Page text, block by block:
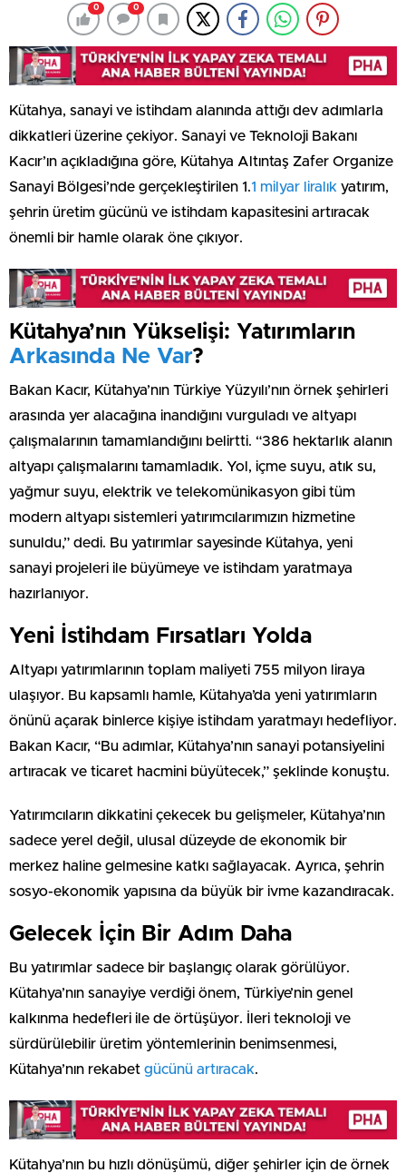
0 0
Kütahya, sanayi ve istihdam alanında attığı dev adımlarla
dikkatleri üzerine çekiyor. Sanayi ve Teknoloji Bakanı
Kacır’ın açıkladığına göre, Kütahya Altıntaş Zafer Organize
Sanayi Bölgesi’nde gerçekleştirilen 1.1 milyar liralık yatırım,
şehrin üretim gücünü ve istihdam kapasitesini artıracak
önemli bir hamle olarak öne çıkıyor.
Kütahya’nın Yükselişi: Yatırımların
Arkasında Ne Var?
Bakan Kacır, Kütahya’nın Türkiye Yüzyılı’nın örnek şehirleri
arasında yer alacağına inandığını vurguladı ve altyapı
çalışmalarının tamamlandığını belirtti. “386 hektarlık alanın
altyapı çalışmalarını tamamladık. Yol, içme suyu, atık su,
yağmur suyu, elektrik ve telekomünikasyon gibi tüm
modern altyapı sistemleri yatırımcılarımızın hizmetine
sunuldu,” dedi. Bu yatırımlar sayesinde Kütahya, yeni
sanayi projeleri ile büyümeye ve istihdam yaratmaya
hazırlanıyor.
Yeni İstihdam Fırsatları Yolda
Altyapı yatırımlarının toplam maliyeti 755 milyon liraya
ulaşıyor. Bu kapsamlı hamle, Kütahya’da yeni yatırımların
önünü açarak binlerce kişiye istihdam yaratmayı hedefliyor.
Bakan Kacır, “Bu adımlar, Kütahya’nın sanayi potansiyelini
artıracak ve ticaret hacmini büyütecek,” şeklinde konuştu.
Yatırımcıların dikkatini çekecek bu gelişmeler, Kütahya’nın
sadece yerel değil, ulusal düzeyde de ekonomik bir
merkez haline gelmesine katkı sağlayacak. Ayrıca, şehrin
sosyo-ekonomik yapısına da büyük bir ivme kazandıracak.
Gelecek İçin Bir Adım Daha
Bu yatırımlar sadece bir başlangıç olarak görülüyor.
Kütahya’nın sanayiye verdiği önem, Türkiye’nin genel
kalkınma hedefleri ile de örtüşüyor. İleri teknoloji ve
sürdürülebilir üretim yöntemlerinin benimsenmesi,
Kütahya’nın rekabet gücünü artıracak.
Kütahya’nın bu hızlı dönüşümü, diğer şehirler için de örnek